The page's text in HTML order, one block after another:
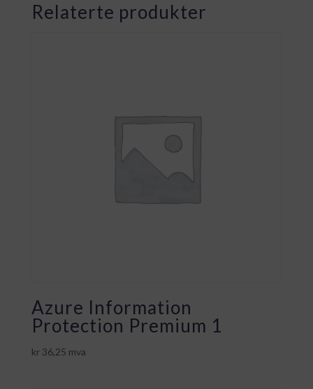
Relaterte produkter
Azure Information
Protection Premium 1
kr36,25 mva